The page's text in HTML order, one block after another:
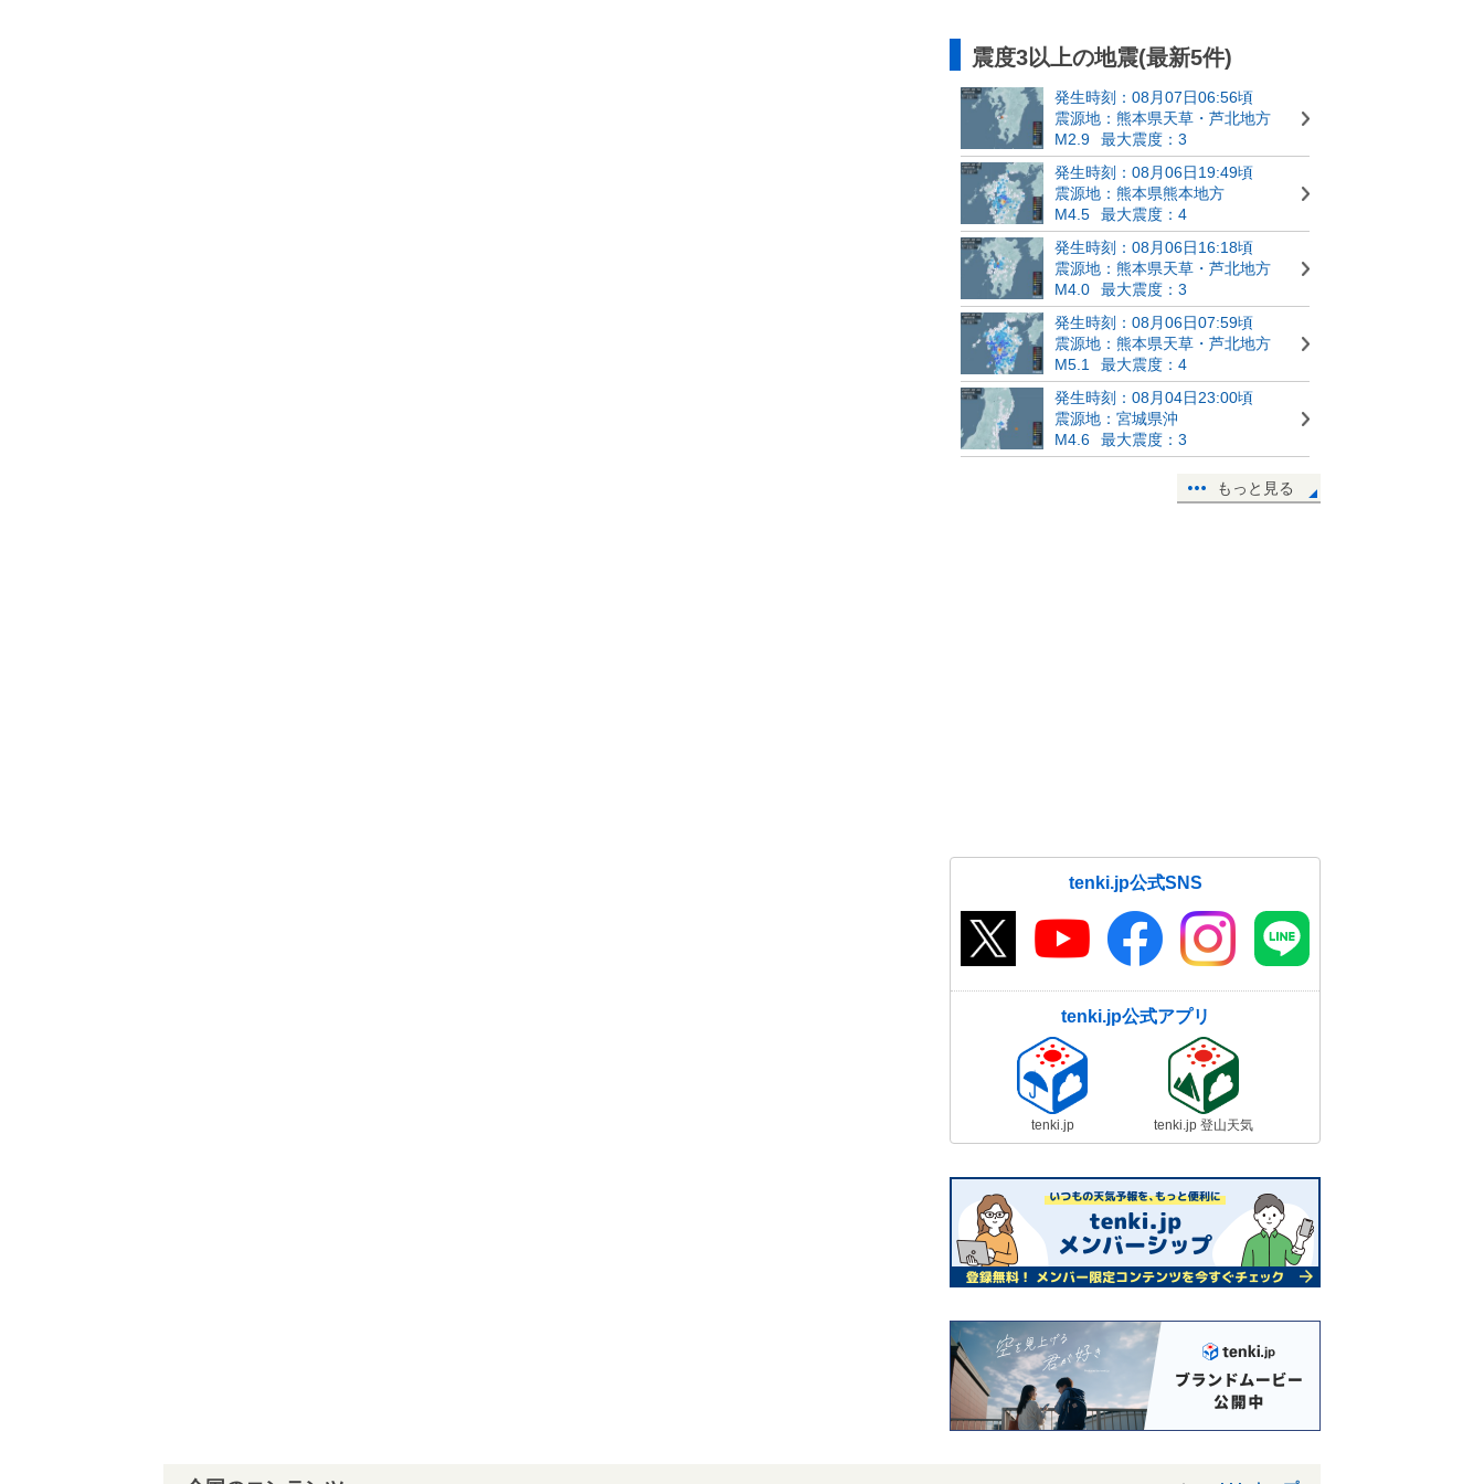
震度3以上の地震(最新5件)
発生時刻：08月07日06:56頃
震源地：熊本県天草・芦北地方
M2.9
最大震度：3
発生時刻：08月06日19:49頃
震源地：熊本県熊本地方
M4.5
最大震度：4
発生時刻：08月06日16:18頃
震源地：熊本県天草・芦北地方
M4.0
最大震度：3
発生時刻：08月06日07:59頃
震源地：熊本県天草・芦北地方
M5.1
最大震度：4
発生時刻：08月04日23:00頃
震源地：宮城県沖
M4.6
最大震度：3
もっと見る
tenki.jp公式SNS
tenki.jp公式アプリ
tenki.jp tenki.jp 登山天気